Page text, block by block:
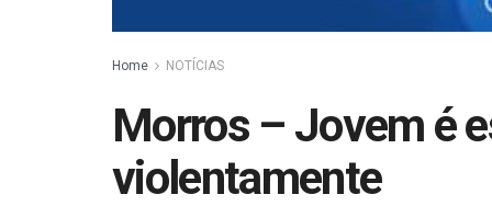
Home NOTÍCIAS
Morros – Jovem é
violentamente